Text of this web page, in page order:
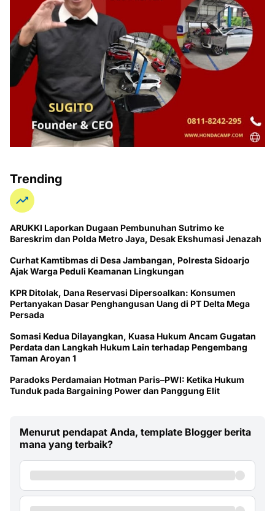
Trending
ARUKKI Laporkan Dugaan Pembunuhan Sutrimo ke
Bareskrim dan Polda Metro Jaya, Desak Ekshumasi Jenazah
Curhat Kamtibmas di Desa Jambangan, Polresta Sidoarjo
Ajak Warga Peduli Keamanan Lingkungan
KPR Ditolak, Dana Reservasi Dipersoalkan: Konsumen
Pertanyakan Dasar Penghangusan Uang di PT Delta Mega
Persada
Somasi Kedua Dilayangkan, Kuasa Hukum Ancam Gugatan
Perdata dan Langkah Hukum Lain terhadap Pengembang
Taman Aroyan 1
Paradoks Perdamaian Hotman Paris–PWI: Ketika Hukum
Tunduk pada Bargaining Power dan Panggung Elit
Menurut pendapat Anda, template Blogger berita
mana yang terbaik?